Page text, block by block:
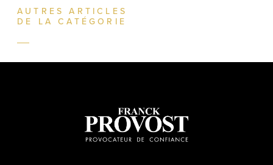
AUTRES ARTICLES
DE LA CATÉGORIE